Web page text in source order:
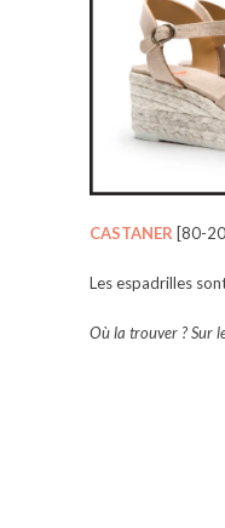
CASTANER [80-
Les espadrilles
Où la trouver ? Sur